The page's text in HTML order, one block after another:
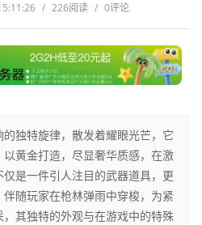
/ 226阅读 / 0评论
独特旋律，散发着耀眼光芒，它
黄金打造，尽显奢华质感，在激
是一件引人注目的武器道具，更
随玩家在枪林弹雨中穿梭，为紧
其独特的外观与在游戏中的特殊